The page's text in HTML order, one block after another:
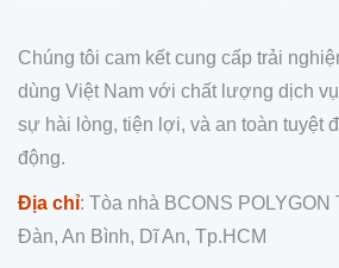
Chúng tôi cam kết cung cấp trải
dùng Việt Nam với chất lượng dịch
sự hài lòng, tiện lợi, và an toàn tuyệt
động.
Địa chỉ: Tòa nhà BCONS POLYGON
Đàn, An Bình, Dĩ An, Tp.HCM